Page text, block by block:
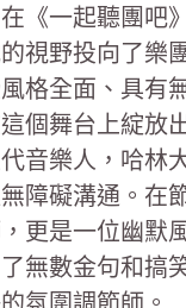
《一起聽團吧
視野投向了樂
格全面、具有
個舞台上綻放
音樂人，哈林
障礙溝通。在
更是一位幽默
無數金句和搞